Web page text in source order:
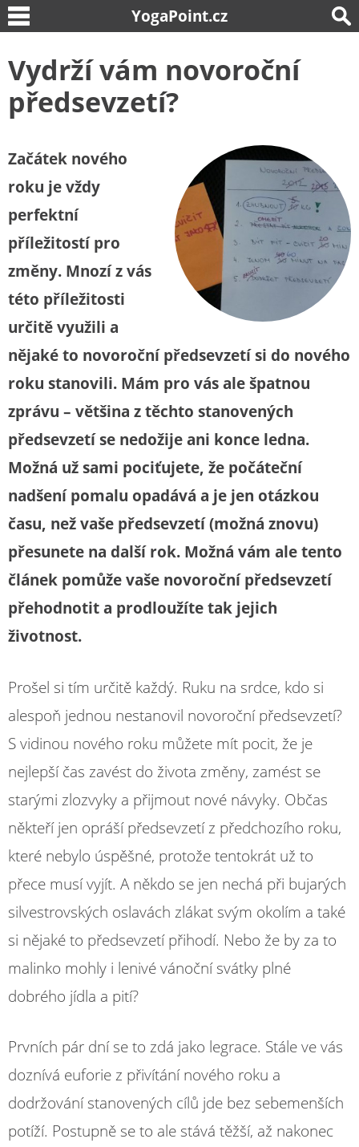
YogaPoint.cz
Vydrží vám novoroční
předsevzetí?
Začátek nového
roku je vždy
perfektní
příležitostí pro
změny. Mnozí z vás
této příležitosti
určitě využili a
nějaké to novoroční předsevzetí si do nového
roku stanovili. Mám pro vás ale špatnou
zprávu – většina z těchto stanovených
předsevzetí se nedožije ani konce ledna.
Možná už sami pociťujete, že počáteční
nadšení pomalu opadává a je jen otázkou
času, než vaše předsevzetí (možná znovu)
přesunete na další rok. Možná vám ale tento
článek pomůže vaše novoroční předsevzetí
přehodnotit a prodloužíte tak jejich
životnost.
Prošel si tím určitě každý. Ruku na srdce, kdo si
alespoň jednou nestanovil novoroční předsevzetí?
S vidinou nového roku můžete mít pocit, že je
nejlepší čas zavést do života změny, zamést se
starými zlozvyky a přijmout nové návyky. Občas
někteří jen opráší předsevzetí z předchozího roku,
které nebylo úspěšné, protože tentokrát už to
přece musí vyjít. A někdo se jen nechá při bujarých
silvestrovských oslavách zlákat svým okolím a také
si nějaké to předsevzetí přihodí. Nebo že by za to
malinko mohly i lenivé vánoční svátky plné
dobrého jídla a pití?
Prvních pár dní se to zdá jako legrace. Stále ve vás
doznívá euforie z přivítání nového roku a
dodržování stanovených cílů jde bez sebemenších
potíží. Postupně se to ale stává těžší, až nakonec